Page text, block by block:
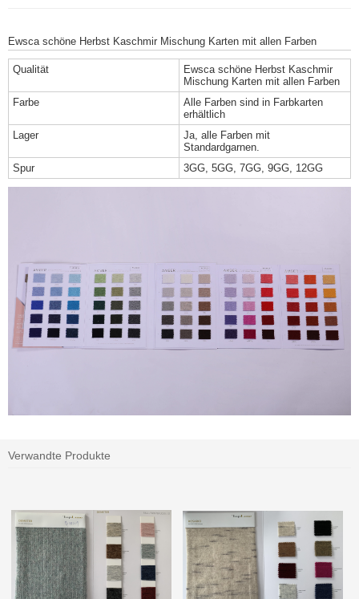
Ewsca schöne Herbst Kaschmir Mischung Karten mit allen Farben
Qualität
Ewsca schöne Herbst Kaschmir
Mischung Karten mit allen Farben
Farbe
Alle Farben sind in Farbkarten
erhältlich
Lager
Ja, alle Farben mit
Standardgarnen.
Spur
3GG, 5GG, 7GG, 9GG, 12GG
Verwandte Produkte